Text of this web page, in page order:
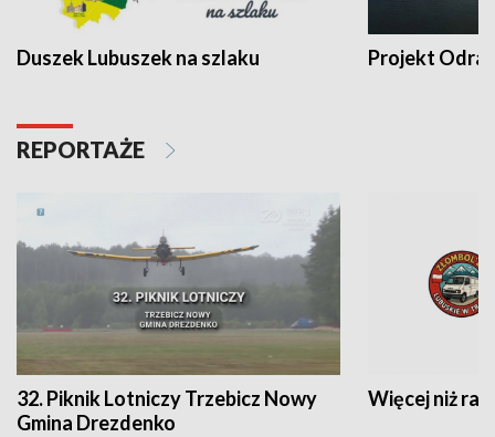
Duszek Lubuszek na szlaku Projekt Odra
REPORTAŻE
32. Piknik Lotniczy Trzebicz Nowy
Gmina Drezdenko
Więcej niż rajd